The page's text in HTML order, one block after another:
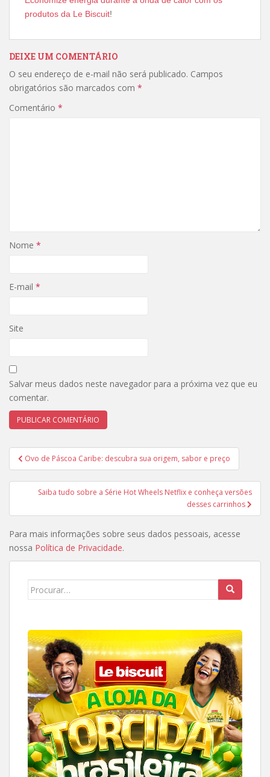
produtos da Le Biscuit!
DEIXE UM COMENTÁRIO
O seu endereço de e-mail não será publicado. Campos
obrigatórios são marcados com *
Comentário *
Nome *
E-mail *
Site
Salvar meus dados neste navegador para a próxima vez que eu
comentar.
Navegação
de
Post
Ovo de Páscoa Caribe: descubra sua origem, sabor e preço
Saiba tudo sobre a Série Hot Wheels Netflix e conheça versões
desses carrinhos
Para mais informações sobre seus dados pessoais, acesse
nossa Política de Privacidade.
Search